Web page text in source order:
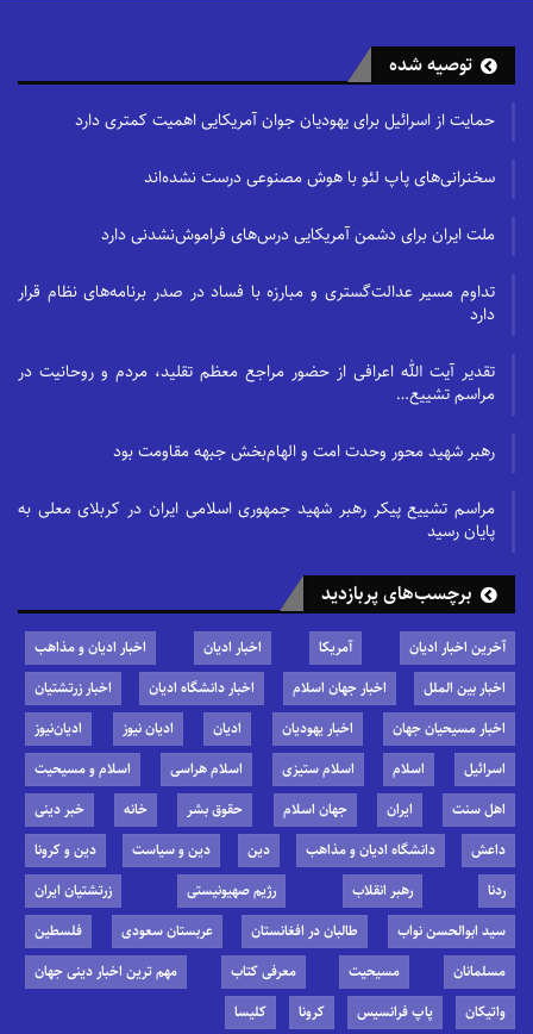
توصیه شده
حمایت از اسرائیل برای یهودیان جوان آمریکایی اهمیت کمتری دارد
سخنرانی‌های پاپ لئو با هوش مصنوعی درست نشده‌اند
ملت ایران برای دشمن آمریکایی درس‌های فراموش‌نشدنی دارد
تداوم مسیر عدالت‌گستری و مبارزه با فساد در صدر برنامه‌های نظام قرار
دارد
تقدیر آیت الله اعرافی از حضور مراجع معظم تقلید، مردم و روحانیت در
مراسم تشییع…
رهبر شهید محور وحدت امت و الهام‌بخش جبهه مقاومت بود
مراسم تشییع پیکر رهبر شهید جمهوری اسلامی ایران در کربلای معلی به
پایان رسید
برچسب‌های پربازدید
آخرین اخبار ادیان آمریکا اخبار ادیان
اخبار ادیان و مذاهب
اخبار بین الملل
اخبار جهان اسلام اخبار دانشگاه ادیان
اخبار زرتشتیان
اخبار مسیحیان جهان
اخبار یهودیان ادیان ادیان نیوز
ادیان‌نیوز
اسرائیل
اسلام اسلام ستیزی اسلام هراسی
اسلام و مسیحیت
اهل سنت
ایران جهان اسلام حقوق بشر خانه
خبر دینی
داعش
دانشگاه ادیان و مذاهب دین دین و سیاست
دین و کرونا
ردنا
رهبر انقلاب رژیم صهیونیستی
زرتشتیان ایران
سید ابوالحسن نواب
طالبان در افغانستان عربستان سعودی
فلسطین
مسلمانان
مسیحیت معرفی کتاب
مهم ترین اخبار دینی جهان
واتیکان
پاپ فرانسیس کرونا کلیسا